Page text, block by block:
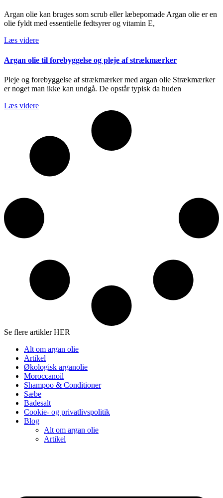
Argan olie kan bruges som scrub eller læbepomade Argan olie er en
olie fyldt med essentielle fedtsyrer og vitamin E,
Læs videre
Argan olie til forebyggelse og pleje af strækmærker
Pleje og forebyggelse af strækmærker med argan olie Strækmærker
er noget man ikke kan undgå. De opstår typisk da huden
Læs videre
Se flere artikler HER
Alt om argan olie
Artikel
Økologisk arganolie
Moroccanoil
Shampoo & Conditioner
Sæbe
Badesalt
Cookie- og privatlivspolitik
Blog
Alt om argan olie
Artikel